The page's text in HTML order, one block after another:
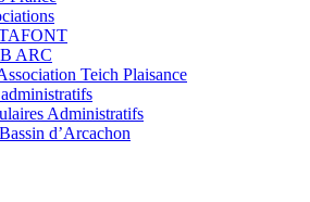
ARC
Teich Plaisance
Administratifs
d’Arcachon